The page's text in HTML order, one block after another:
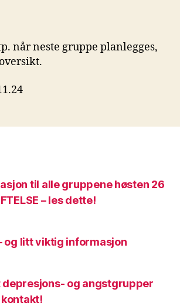
når neste gruppe planlegges,
til alle gruppene høsten 26
– les dette!
og litt viktig informasjon
depresjons- og angstgrupper
kontakt!